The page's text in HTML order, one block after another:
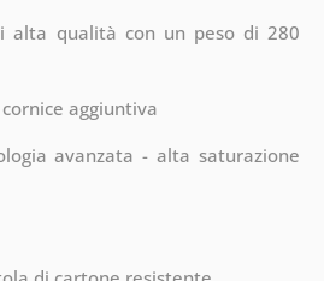
alta qualità con un peso di 280
aggiuntiva
avanzata - alta saturazione